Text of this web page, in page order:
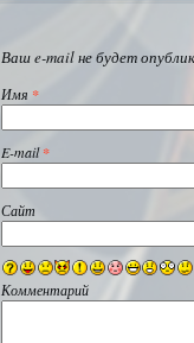
Ваш e-mail не будет
Имя *
E-mail*
Сайт
Комментарий